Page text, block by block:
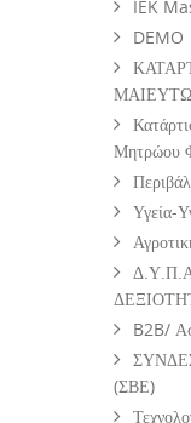
IEK
DEMO
Μητρώου
Υγεία-
B2B/
(ΣΒΕ)